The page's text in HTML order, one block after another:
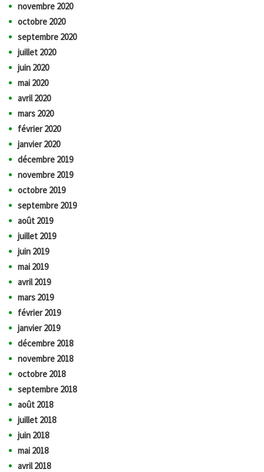
novembre 2020
octobre 2020
septembre 2020
juillet 2020
juin 2020
mai 2020
avril 2020
mars 2020
février 2020
janvier 2020
décembre 2019
novembre 2019
octobre 2019
septembre 2019
août 2019
juillet 2019
juin 2019
mai 2019
avril 2019
mars 2019
février 2019
janvier 2019
décembre 2018
novembre 2018
octobre 2018
septembre 2018
août 2018
juillet 2018
juin 2018
mai 2018
avril 2018